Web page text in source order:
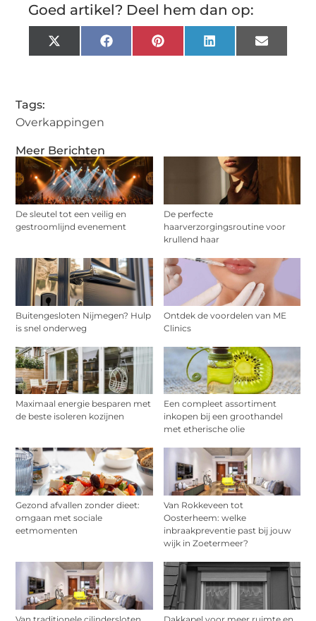
Meer Berichten
De sleutel tot een veilig en
gestroomlijnd evenement
De perfecte
haarverzorgingsroutine voor
krullend haar
Buitengesloten Nijmegen? Hulp
is snel onderweg
Ontdek de voordelen van ME
Clinics
Maximaal energie besparen met
de beste isoleren kozijnen
Een compleet assortiment
inkopen bij een groothandel
met etherische olie
Gezond afvallen zonder dieet:
omgaan met sociale
eetmomenten
Van Rokkeveen tot
Oosterheem: welke
inbraakpreventie past bij jouw
wijk in Zoetermeer?
Goed artikel? Deel hem dan op:
X
(Twitter)
FacebookPinterestLinkedInEmail
Tags:
Overkappingen